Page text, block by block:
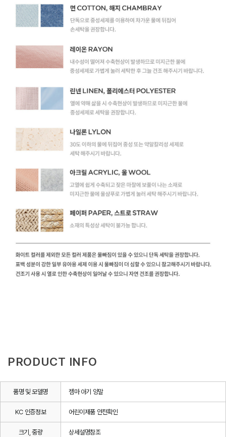
PRODUCT INFO
품명 및 모델명 젬마 아기 양말
KC 인증정보 어린이제품 안전확인
크기, 중량 상세설명참조